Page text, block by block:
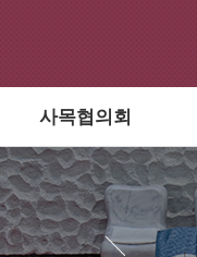
사목협의회